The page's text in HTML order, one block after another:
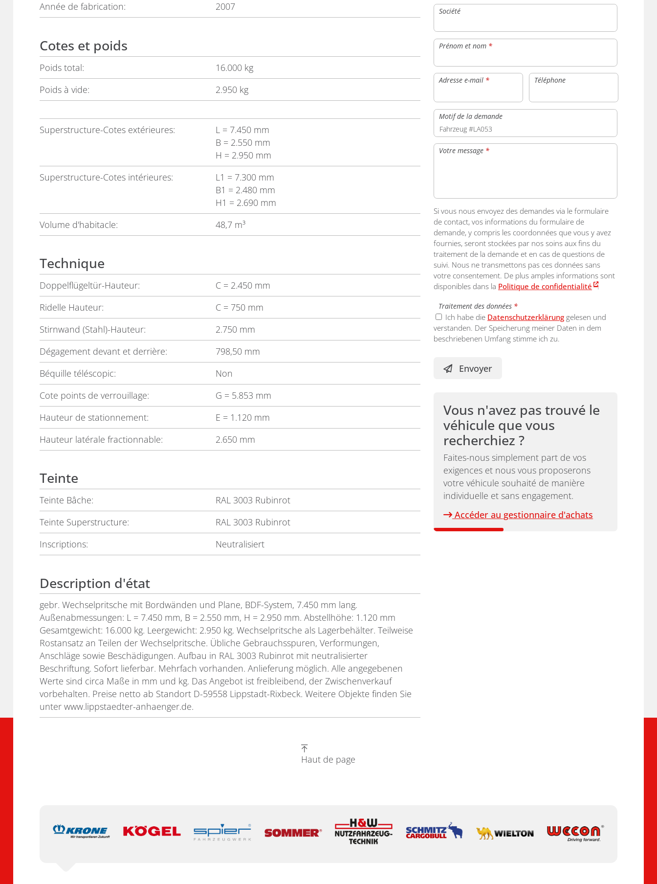
Année de fabrication:
2007
Cotes et poids
Poids total:
16.000 kg
Poids à vide:
2.950 kg
Superstructure-Cotes extérieures: L = 7.450 mm
B = 2.550 mm
H = 2.950 mm
Superstructure-Cotes intérieures:
L1 = 7.300 mm
B1 = 2.480 mm
H1 = 2.690 mm
Volume d'habitacle:
48,7 m³
Technique
Doppelflügeltür-Hauteur: C = 2.450 mm
Ridelle Hauteur:
C = 750 mm
Stirnwand (Stahl)-Hauteur:
2.750 mm
Dégagement devant et derrière:
798,50 mm
Béquille téléscopic:
Non
Cote points de verrouillage:
G = 5.853 mm
Hauteur de stationnement:
E = 1.120 mm
Hauteur latérale fractionnable:
2.650 mm
Teinte
Teinte Bâche:
RAL 3003 Rubinrot
Teinte Superstructure:
RAL 3003 Rubinrot
Inscriptions:
Neutralisiert
Description d'état
gebr. Wechselpritsche mit Bordwänden und Plane, BDF-System, 7.450 mm lang.
Außenabmessungen: L = 7.450 mm, B = 2.550 mm, H = 2.950 mm. Abstellhöhe: 1.120 mm
Gesamtgewicht: 16.000 kg. Leergewicht: 2.950 kg. Wechselpritsche als Lagerbehälter. Teilweise
Rostansatz an Teilen der Wechselpritsche. Übliche Gebrauchsspuren, Verformungen,
Anschläge sowie Beschädigungen. Aufbau in RAL 3003 Rubinrot mit neutralisierter
Beschriftung. Sofort lieferbar. Mehrfach vorhanden. Anlieferung möglich. Alle angegebenen
Werte sind circa Maße in mm und kg. Das Angebot ist freibleibend, der Zwischenverkauf
vorbehalten. Preise netto ab Standort D-59558 Lippstadt-Rixbeck. Weitere Objekte finden Sie
unter www.lippstaedter-anhaenger.de.
Société
Prénom et nom *
Adresse e-mail * Téléphone
Motif de la demande
Votre message *
Si vous nous envoyez des demandes via le formulaire
de contact, vos informations du formulaire de
demande, y compris les coordonnées que vous y avez
fournies, seront stockées par nos soins aux fins du
traitement de la demande et en cas de questions de
suivi. Nous ne transmettons pas ces données sans
votre consentement. De plus amples informations sont
disponibles dans la Politique de confidentialité .
Traitement des données *
Ich habe die Datenschutzerklärung gelesen und
verstanden. Der Speicherung meiner Daten in dem
beschriebenen Umfang stimme ich zu.
Envoyer
Vous n'avez pas trouvé le
véhicule que vous
recherchiez ?
Faites-nous simplement part de vos
exigences et nous vous proposerons
votre véhicule souhaité de manière
individuelle et sans engagement.
Accéder au gestionnaire d'achats
Haut de page